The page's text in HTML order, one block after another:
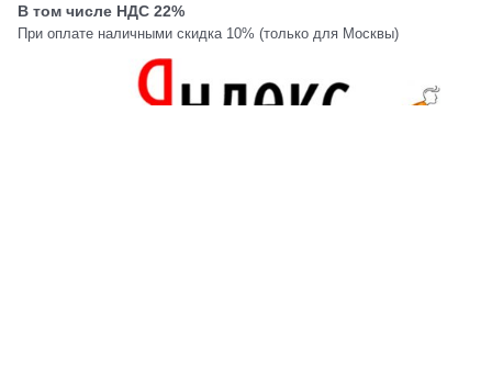
В том числе НДС 22%
При оплате наличными скидка 10% (только для Москвы)